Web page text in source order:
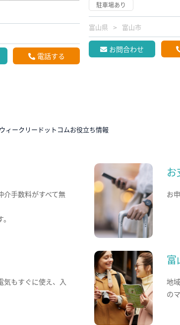
電話する
駐車場あり
富山県 富山市
お問合わせ
ィークリードットコムお役立ち情報
介手数料がすべて無
お
お
気もすぐに使え、入
富
地
の